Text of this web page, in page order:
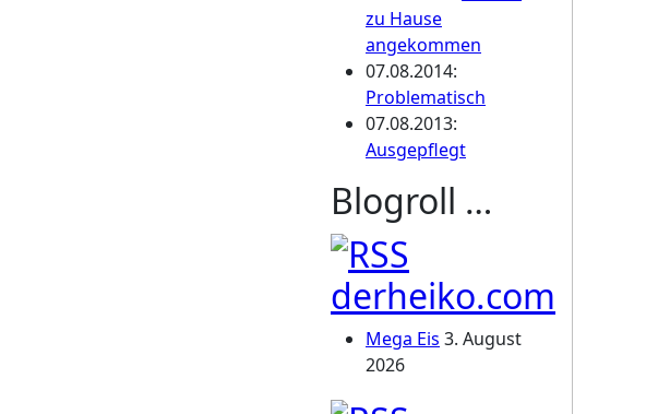
zu Hause
angekommen
07.08.2014:
Problematisch
07.08.2013:
Ausgepflegt
Blogroll …
derheiko.com
Mega Eis 3. August
2026